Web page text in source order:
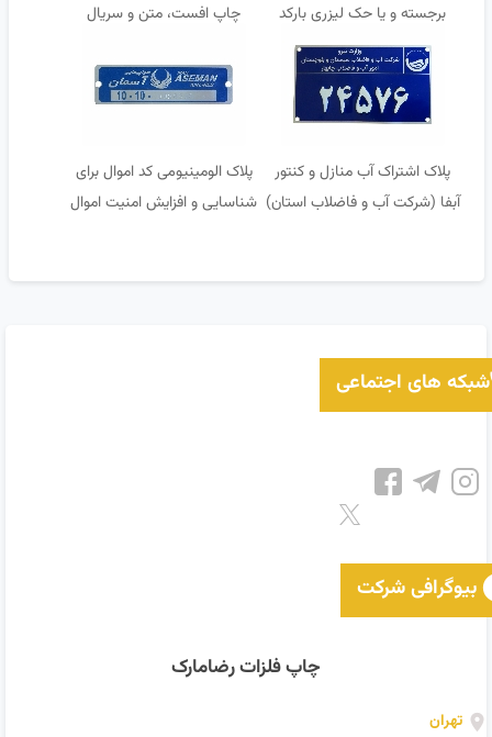
برجسته و یا حک لیزری بارکد
کیوآر
چاپ افست، متن و سریال
پلاک اشتراک آب منازل و کنتور
آبفا (شرکت آب و فاضلاب استان)
پلاک الومینیومی کد اموال برای
شناسایی و افزایش امنیت اموال
شبکه های اجتماعی
بیوگرافی شرکت
چاپ فلزات رضامارک
تهران